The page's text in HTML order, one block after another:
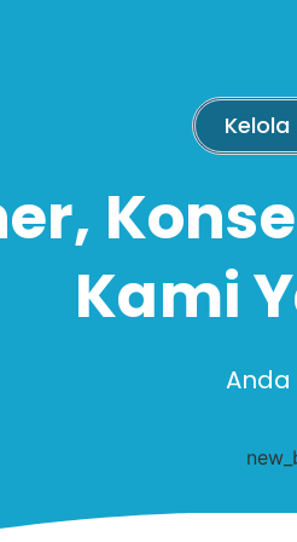
Kami
Anda